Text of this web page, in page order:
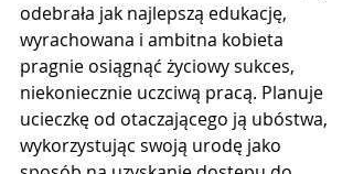
odebrała jak najlepszą edukację,
wyrachowana i ambitna kobieta
pragnie osiągnąć życiowy sukces,
niekoniecznie uczciwą pracą. Planuje
ucieczkę od otaczającego ją ubóstwa,
wykorzystując swoją urodę jako